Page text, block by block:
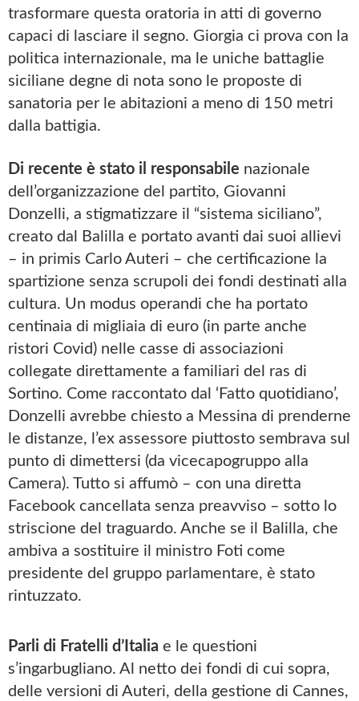
trasformare questa oratoria in atti di governo
capaci di lasciare il segno. Giorgia ci prova con la
politica internazionale, ma le uniche battaglie
siciliane degne di nota sono le proposte di
sanatoria per le abitazioni a meno di 150 metri
dalla battigia.
Di recente è stato il responsabile nazionale
dell’organizzazione del partito, Giovanni
Donzelli, a stigmatizzare il “sistema siciliano”,
creato dal Balilla e portato avanti dai suoi allievi
– in primis Carlo Auteri – che certificazione la
spartizione senza scrupoli dei fondi destinati alla
cultura. Un modus operandi che ha portato
centinaia di migliaia di euro (in parte anche
ristori Covid) nelle casse di associazioni
collegate direttamente a familiari del ras di
Sortino. Come raccontato dal ‘Fatto quotidiano’,
Donzelli avrebbe chiesto a Messina di prenderne
le distanze, l’ex assessore piuttosto sembrava sul
punto di dimettersi (da vicecapogruppo alla
Camera). Tutto si affumò – con una diretta
Facebook cancellata senza preavviso – sotto lo
striscione del traguardo. Anche se il Balilla, che
ambiva a sostituire il ministro Foti come
presidente del gruppo parlamentare, è stato
rintuzzato.
Parli di Fratelli d’Italia e le questioni
s’ingarbugliano. Al netto dei fondi di cui sopra,
delle versioni di Auteri, della gestione di Cannes,